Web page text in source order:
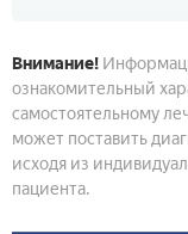
Внимание!
ознакомительный
самостоятельному
может поставить
исходя из
пациента.